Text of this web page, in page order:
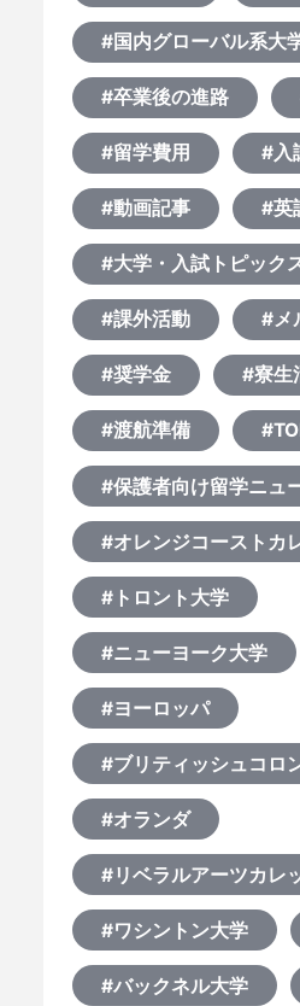
#国内グローバル系大
#卒業後の進路
#留学費用 #入
#動画記事 #英
#大学・入試トピック
#課外活動 #メ
#奨学金 #寮生
#渡航準備
#保護者向け留学ニュ
#オレンジコーストカ
#トロント大学
#ニューヨーク大学
#ヨーロッパ
#ブリティッシュコロ
#オランダ
#リベラルアーツカレ
#ワシントン大学
#バックネル大学